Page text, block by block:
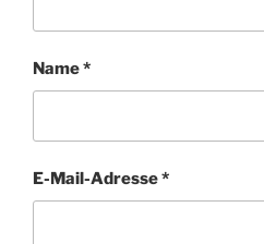
Name*
E-Mail-Adresse*